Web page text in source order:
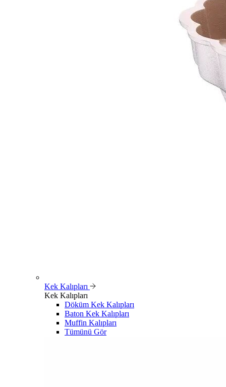
Kek Kalıpları
Kek Kalıpları
Döküm Kek Kalıpları
Baton Kek Kalıpları
Muffin Kalıpları
Tümünü Gör